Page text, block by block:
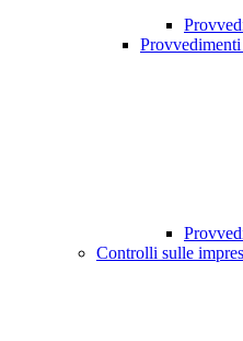
Controlli sulle